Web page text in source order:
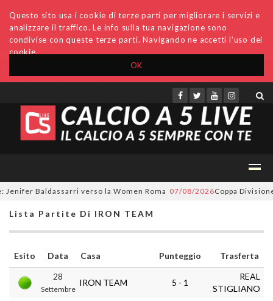
OK
Questo sito usa i cookie di terze parti per migliorare i servizi e
analizzare il traffico. Le info sulla tua navigazione sono
condivise con queste terze parti. Navigando ne accetti l'uso dei
cookie.
Accedi Archivio Invio comunicati Redazione
Baldassarri verso la Women Roma 07/08/2026Coppa Divisione,
Lista Partite Di IRON TEAM
Esito Data Casa Punteggio
Trasferta
28
Settembre
IRON TEAM 5 - 1
REAL
STIGLIANO